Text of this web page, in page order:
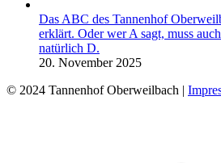
Das ABC des Tannenhof
erklärt. Oder wer A sagt, muss
natürlich D.
20. November 2025
© 2024 Tannenhof Oberweilbach |